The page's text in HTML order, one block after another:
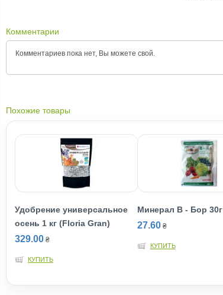
Комментарии
Комментариев пока нет, Вы можете свой.
Похожие товары
Удобрение универсальное
осень 1 кг (Floria Gran)
329.00 ₴
КУПИТЬ
Минерал В - Бор 30г
27.60 ₴
КУПИТЬ